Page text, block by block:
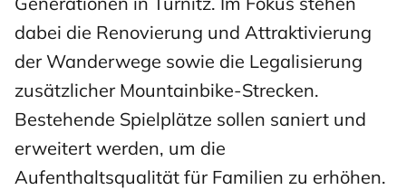
dabei die Renovierung und Attraktivierung
der Wanderwege sowie die Legalisierung
zusätzlicher Mountainbike-Strecken.
Bestehende Spielplätze sollen saniert und
erweitert werden, um die
Aufenthaltsqualität für Familien zu erhöhen.